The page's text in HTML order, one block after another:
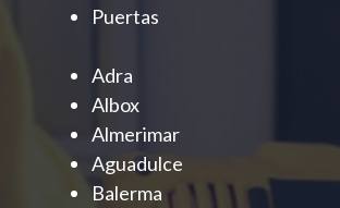
Puertas
Adra
Albox
Almerimar
Aguadulce
Balerma